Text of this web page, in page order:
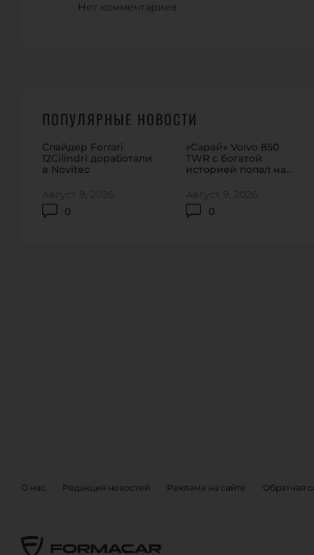
Нет комментариев
ПОПУЛЯРНЫЕ НОВОСТИ
Спайдер Ferrari
12Cilindri доработали
в Novitec
0
Август 9, 2026
«Сарай» Volvo 850
TWR с богатой
историей попал на
0
Август 9, 2026
О нас Редакция новостей Реклама на сайте Обратная